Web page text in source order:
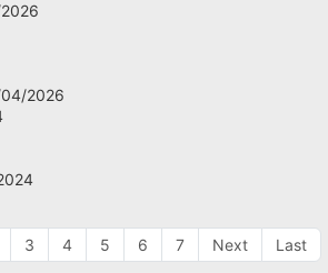
04/2026
3 4 5 6 7 Next Last